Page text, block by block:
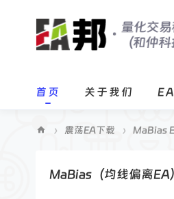
首页 关于我们
› 震荡EA下载 › MaBias
MaBias（均线偏离EA